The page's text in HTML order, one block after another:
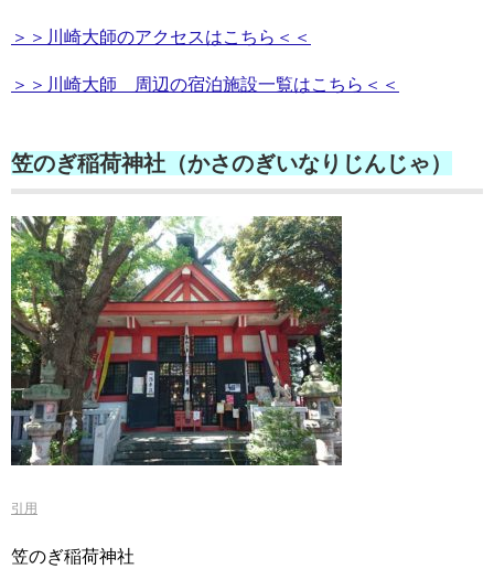
＞＞川崎大師のアクセスはこちら＜＜
＞＞川崎大師 周辺の宿泊施設一覧はこちら＜＜
笠のぎ稲荷神社（かさのぎいなりじんじゃ）
引用
笠のぎ稲荷神社